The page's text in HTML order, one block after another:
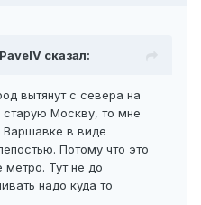
сказал:
вытянут с севера на
Москву, то мне
Варшавке в виде
Потому что это
метро. Тут не до
надо куда то